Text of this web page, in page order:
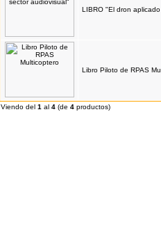
LIBRO "El dron
Libro Piloto de RPAS
Viendo del 1 al 4 (de 4 productos)